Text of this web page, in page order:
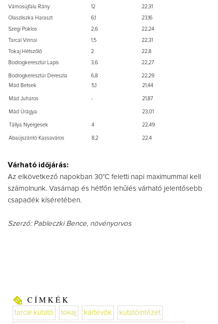
Vámosújfalu Rány 12 22,31
Olaszliszka Haraszt 6,1 23,16
Szegi Poklos 2,6 22,24
Tarcal Vinnai 1,5 22,31
Tokaj Hétszőlő 2 22,8
Bodrogkeresztúr Lapis 3,6 22,27
Bodrogkeresztúr Dereszla 6,8
22,29
Mád Betsek
5,1 21,44
Mád Juharos - 21,87
Mád Úrágya 23,01
Tállya Nyergesek 4 22,49
Abaújszántó Kassaváros 8,2 22,4
Várható időjárás:
Az elkövetkező napokban 30°C feletti napi maximummal kell
számolnunk. Vasárnap és hétfőn lehűlés várható jelentősebb
csapadék kíséretében.
Szerző: Pableczki Bence, növényorvos
CÍMKÉK
tarcal kutató tokaj kártevők kutatóintézet